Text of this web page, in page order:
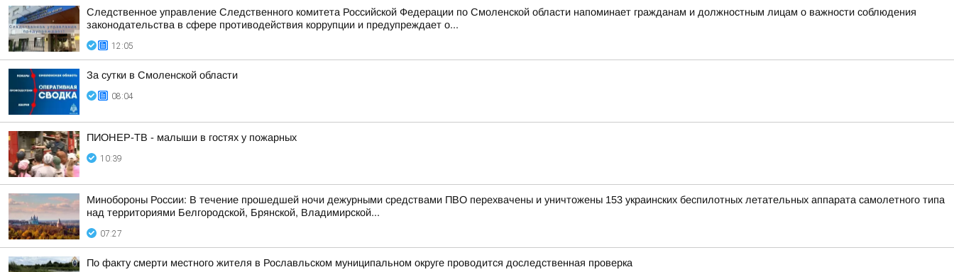
Следственное управление Следственного комитета Российской Федерации по Смоленской области напоминает гражданам и должностным лицам о важности соблюдения
законодательства в сфере противодействия коррупции и предупреждает о...
12:05
За сутки в Смоленской области
08:04
ПИОНЕР-ТВ - малыши в гостях у пожарных
10:39
Минобороны России: В течение прошедшей ночи дежурными средствами ПВО перехвачены и уничтожены 153 украинских беспилотных летательных аппарата самолетного типа
над территориями Белгородской, Брянской, Владимирской...
07:27
По факту смерти местного жителя в Рославльском муниципальном округе проводится доследственная проверка